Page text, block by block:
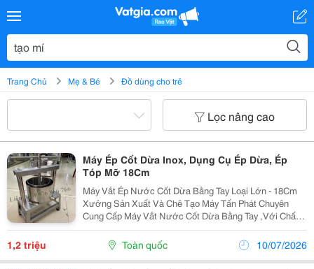
Trang Chủ Mẹ & Bé Đồ dùng cho trẻ
Lọc nâng cao
Máy Ép Cốt Dừa Inox, Dụng Cụ Ép Dừa, Ép
Tóp Mỡ 18Cm
Máy Vắt Ép Nước Cốt Dừa Bằng Tay Loại Lớn - 18Cm
Xưởng Sản Xuất Và Chê Tạo Máy Tấn Phát Chuyên
Cung Cấp Máy Vắt Nước Cốt Dừa Bằng Tay ,Với Chất
Lượng Hàng Đầu Và Giá Cả Cạnh Tranh. Với Tiêu Chí
Đặt Lợi Ích Của Khách Hàng Lên Hàng Đầu, Chúng
1,2 triệu Toàn quốc 10/07/2026